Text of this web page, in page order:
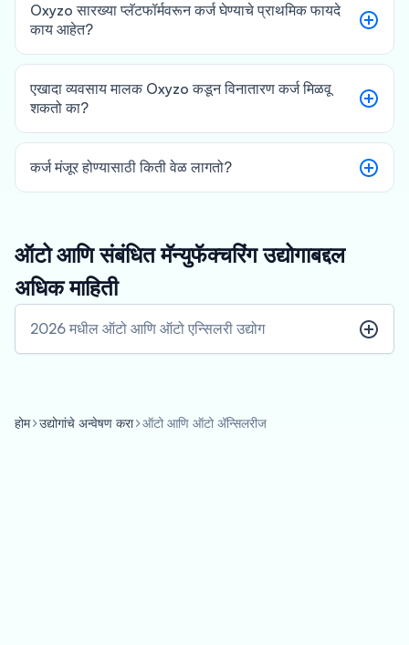
Oxyzo सारख्या प्लॅटफॉर्मवरून कर्ज घेण्याचे प्राथमिक फायदे
काय आहेत?
एखादा व्यवसाय मालक Oxyzo कडून विनातारण कर्ज मिळवू
शकतो का?
कर्ज मंजूर होण्यासाठी किती वेळ लागतो?
ऑटो आणि संबंधित मॅन्युफॅक्चरिंग उद्योगाबद्दल
अधिक माहिती
2026 मधील ऑटो आणि ऑटो एन्सिलरी उद्योग
होम उद्योगांचे अन्वेषण करा ऑटो आणि ऑटो अ‍ॅन्सिलरीज